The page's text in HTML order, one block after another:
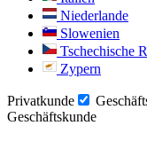
Niederlande
Slowenien
Tschechische
Zypern
Privatkunde
Geschäftskunde